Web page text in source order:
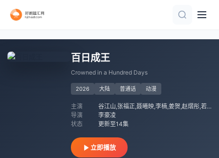
百日成王
Crowned in a Hundred Days
2026 大陆 普通话 动漫
主演
谷江山,张福正,聂曦映,李楠,姜贺,赵熠彤,若瑾
导演
李豪凌
状态
更新至14集
立即播放
更新至201集
第13集
第9集
第29集
已完结 共26集
第10集
第24集完结
更新至07集
已完结
HD中字